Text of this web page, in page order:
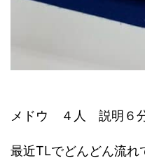
メドウ ４人 説明６
最近TLでどんどん流れ